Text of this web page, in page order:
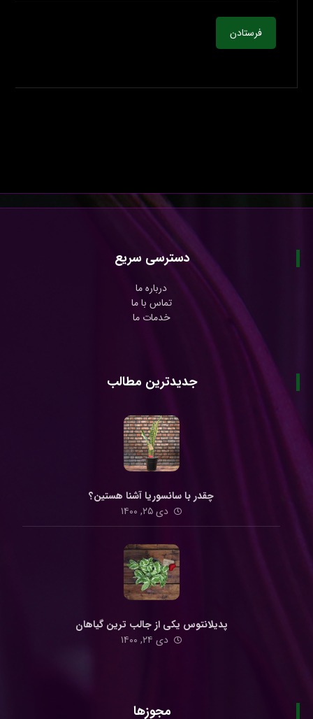
فرستادن
دسترسی سریع
درباره ما
تماس با ما
خدمات ما
جدیدترین مطالب
چقدر با سانسوریا آشنا هستین؟
دی ۲۵, ۱۴۰۰
پدیلانتوس یکی از جالب ترین گیاهان
دی ۲۴, ۱۴۰۰
مجوزها